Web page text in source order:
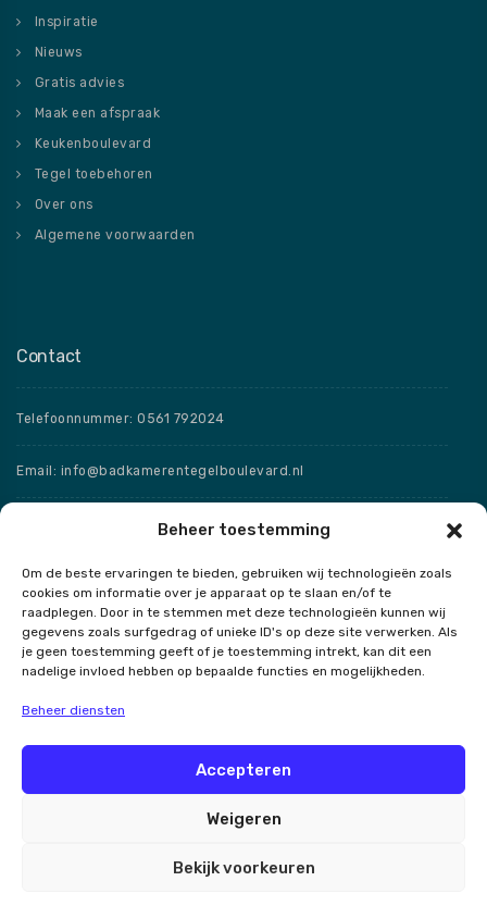
Beheer toestemming
Om de beste ervaringen te bieden, gebruiken wij technologieën zoals
cookies om informatie over je apparaat op te slaan en/of te
raadplegen. Door in te stemmen met deze technologieën kunnen wij
gegevens zoals surfgedrag of unieke ID's op deze site verwerken. Als
je geen toestemming geeft of je toestemming intrekt, kan dit een
nadelige invloed hebben op bepaalde functies en mogelijkheden.
Beheer diensten
Accepteren
Weigeren
Bekijk voorkeuren
Inspiratie
Nieuws
Gratis advies
Maak een afspraak
Keukenboulevard
Tegel toebehoren
Over ons
Algemene voorwaarden
Contact
Telefoonnummer: 0561 792024
Email: info@badkamerentegelboulevard.nl
Adres: Frisaxstraat 5, 8471 ZW Wolvega
Openingstijden
Speciale openingstijden
Contact
Alle rechten voorbehouden 2026.